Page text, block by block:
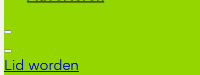
Lid worden